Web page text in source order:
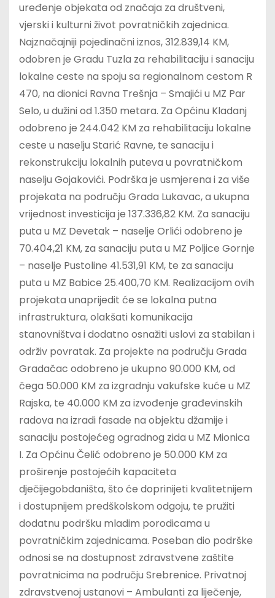
uređenje objekata od značaja za društveni,
vjerski i kulturni život povratničkih zajednica.
Najznačajniji pojedinačni iznos, 312.839,14 KM,
odobren je Gradu Tuzla za rehabilitaciju i sanaciju
lokalne ceste na spoju sa regionalnom cestom R
470, na dionici Ravna Trešnja – Smajići u MZ Par
Selo, u dužini od 1.350 metara. Za Općinu Kladanj
odobreno je 244.042 KM za rehabilitaciju lokalne
ceste u naselju Starić Ravne, te sanaciju i
rekonstrukciju lokalnih puteva u povratničkom
naselju Gojakovići. Podrška je usmjerena i za više
projekata na području Grada Lukavac, a ukupna
vrijednost investicija je 137.336,82 KM. Za sanaciju
puta u MZ Devetak – naselje Orlići odobreno je
70.404,21 KM, za sanaciju puta u MZ Poljice Gornje
– naselje Pustoline 41.531,91 KM, te za sanaciju
puta u MZ Babice 25.400,70 KM. Realizacijom ovih
projekata unaprijedit će se lokalna putna
infrastruktura, olakšati komunikacija
stanovništva i dodatno osnažiti uslovi za stabilan i
održiv povratak. Za projekte na području Grada
Gradačac odobreno je ukupno 90.000 KM, od
čega 50.000 KM za izgradnju vakufske kuće u MZ
Rajska, te 40.000 KM za izvođenje građevinskih
radova na izradi fasade na objektu džamije i
sanaciju postojećeg ogradnog zida u MZ Mionica
I. Za Općinu Čelić odobreno je 50.000 KM za
proširenje postojećih kapaciteta
dječijegobdaništa, što će doprinijeti kvalitetnijem
i dostupnijem predškolskom odgoju, te pružiti
dodatnu podršku mladim porodicama u
povratničkim zajednicama. Poseban dio podrške
odnosi se na dostupnost zdravstvene zaštite
povratnicima na području Srebrenice. Privatnoj
zdravstvenoj ustanovi – Ambulanti za liječenje,